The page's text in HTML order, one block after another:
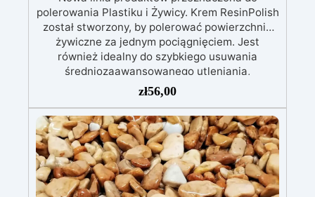
polerowania Plastiku i Żywicy. Krem ResinPolish
został stworzony, by polerować powierzchnie
żywiczne za jednym pociągnięciem. Jest
również idealny do szybkiego usuwania
średniozaawansowanego utleniania,
delikatnych zadrapań, skaz i innych drobnych
defektów na żywicznej powierzchni. Ten krem
usuwa defekty pozostawione przez środki
ścierne o ziarnistości P1500 lub mniejszej i
pozostawia wspaniałe wykończenie
pozbawione niedoskonałości nawet na
ciemniejszych żelkotach, które mogą sprawiać
więcej trudności.
zł56,00